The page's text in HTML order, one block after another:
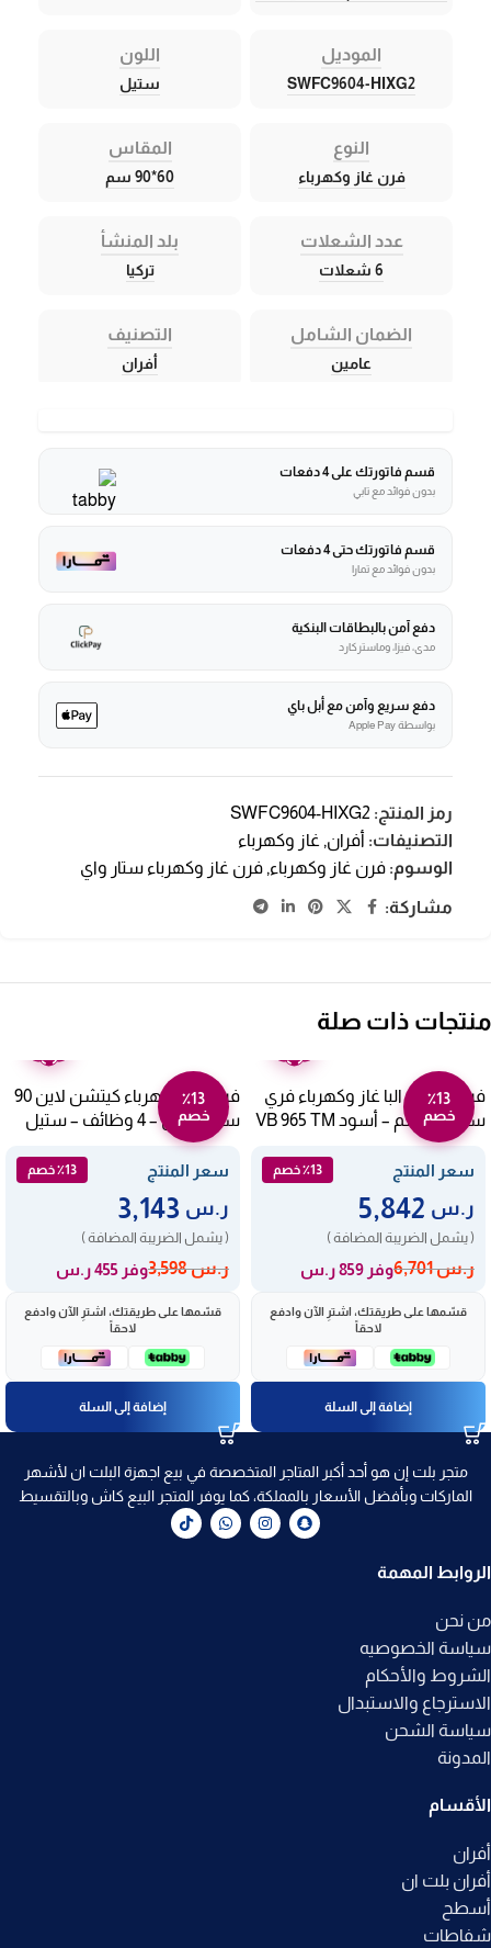
الموديل
SWFC9604-HIXG2
اللون
ستيل
النوع
فرن غاز وكهرباء
المقاس
60*90 سم
عدد الشعلات
6 شعلات
بلد المنشأ
تركيا
الضمان الشامل
عامين
التصنيف
أفران
قسم فاتورتك على 4 دفعات
بدون فوائد مع تابي
قسم فاتورتك حتى 4 دفعات
بدون فوائد مع تمارا
دفع آمن بالبطاقات البنكية
مدى، فيزا، وماستركارد
دفع سريع وآمن مع أبل باي
بواسطة Apple Pay
رمز المنتج: SWFC9604-HIXG2
التصنيفات: أفران, غاز وكهرباء
الوسوم: فرن غاز وكهرباء, فرن غاز وكهرباء ستار واي
مشاركة:
منتجات ذات صلة
٪13
خصم
فرن إيطالي البا غاز وكهرباء فري
ستاند 90 سم – أسود VB 965 TM
سعر المنتج ٪13 خصم
ر.س
( يشمل الضريبة المضافة )
ر.س6,701 وفر 859 ر.س
قسّمها على طريقتك، اشترِ الآن وادفع
لاحقاً
إضافة إلى السلة
٪13
خصم
فرن غاز وكهرباء كيتشن لاين 90
سم بلت ان – 4 وظائف – ستيل
KL90MM2F
سعر المنتج
٪13 خصم
ر.س
( يشمل الضريبة المضافة )
ر.س3,598 وفر 455 ر.س
قسّمها على طريقتك، اشترِ الآن وادفع
لاحقاً
إضافة إلى السلة
متجر بلت إن هو أحد أكبر المتاجر المتخصصة في بيع اجهزة البلت ان لأشهر
الماركات وبأفضل الأسعار بالمملكة، كما يوفر المتجر البيع كاش وبالتقسيط
الروابط المهمة
من نحن
سياسة الخصوصيه
الشروط والأحكام
الاسترجاع والاستبدال
سياسة الشحن
المدونة
الأقسام
أفران
أفران بلت ان
أسطح
شفاطات